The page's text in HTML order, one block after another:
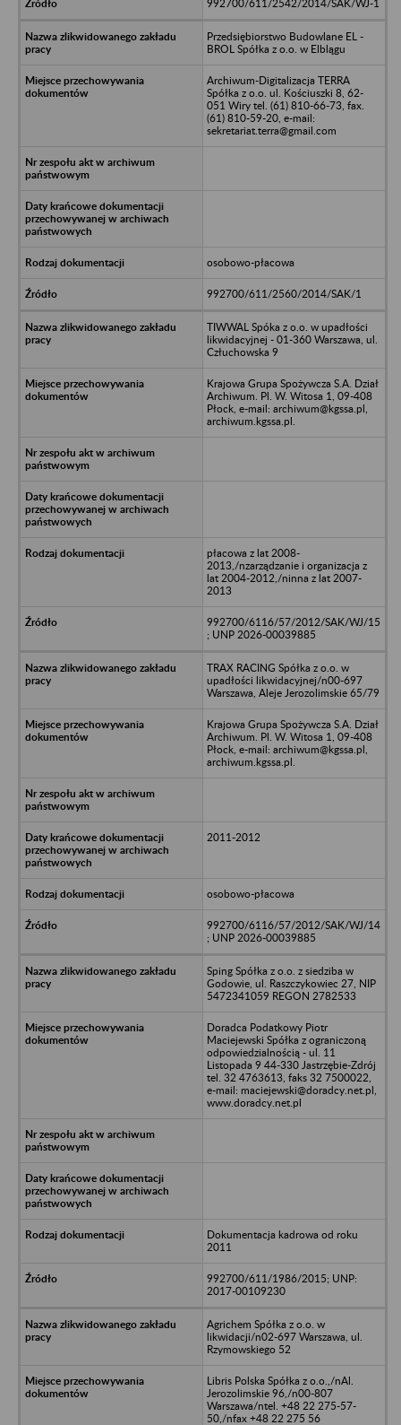
992700/611/2542/2014/SAK/WJ-1
Przedsiębiorstwo Budowlane EL -
BROL Spółka z o.o. w Elblągu
Archiwum-Digitalizacja TERRA
Spółka z o.o. ul. Kościuszki 8, 62-
051 Wiry tel. (61) 810-66-73, fax.
(61) 810-59-20, e-mail:
sekretariat.terra@gmail.com
osobowo-płacowa
992700/611/2560/2014/SAK/1
TIWWAL Spóka z o.o. w upadłości
likwidacyjnej - 01-360 Warszawa, ul.
Człuchowska 9
Krajowa Grupa Spożywcza S.A. Dział
Archiwum. Pl. W. Witosa 1, 09-408
Płock, e-mail: archiwum@kgssa.pl,
archiwum.kgssa.pl.
płacowa z lat 2008-
2013,/nzarządzanie i organizacja z
lat 2004-2012,/ninna z lat 2007-
2013
992700/6116/57/2012/SAK/WJ/15
; UNP 2026-00039885
TRAX RACING Spółka z o.o. w
upadłości likwidacyjnej/n00-697
Warszawa, Aleje Jerozolimskie 65/79
Krajowa Grupa Spożywcza S.A. Dział
Archiwum. Pl. W. Witosa 1, 09-408
Płock, e-mail: archiwum@kgssa.pl,
archiwum.kgssa.pl.
2011-2012
osobowo-płacowa
992700/6116/57/2012/SAK/WJ/14
; UNP 2026-00039885
Sping Spółka z o.o. z siedziba w
Godowie, ul. Raszczykowiec 27, NIP
5472341059 REGON 2782533
Doradca Podatkowy Piotr
Maciejewski Spółka z ograniczoną
odpowiedzialnością - ul. 11
Listopada 9 44-330 Jastrzębie-Zdrój
tel. 32 4763613, faks 32 7500022,
e-mail: maciejewski@doradcy.net.pl,
www.doradcy.net.pl
Dokumentacja kadrowa od roku
2011
992700/611/1986/2015; UNP:
2017-00109230
Agrichem Spółka z o.o. w
likwidacji/n02-697 Warszawa, ul.
Rzymowskiego 52
Libris Polska Spółka z o.o.,/nAl.
Jerozolimskie 96,/n00-807
Warszawa/ntel. +48 22 275-57-
50,/nfax +48 22 275 56